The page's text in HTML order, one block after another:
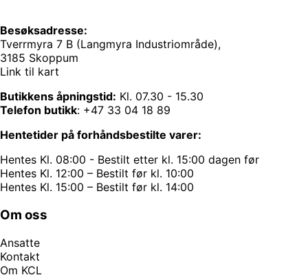
Besøksadresse:
Tverrmyra 7 B (Langmyra Industriområde),
3185 Skoppum
Link til kart
Butikkens åpningstid: Kl. 07.30 - 15.30
Telefon butikk: +47 33 04 18 89
Hentetider på forhåndsbestilte varer:
Hentes Kl. 08:00 - Bestilt etter kl. 15:00 dagen før
Hentes Kl. 12:00 – Bestilt før kl. 10:00
Hentes Kl. 15:00 – Bestilt før kl. 14:00
Om oss
Ansatte
Kontakt
Om KCL